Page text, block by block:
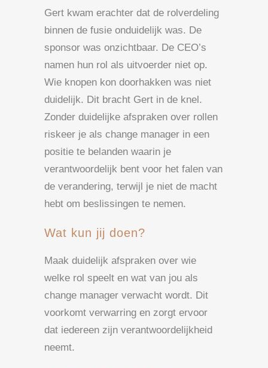
Gert kwam erachter dat de rolverdeling
binnen de fusie onduidelijk was. De
sponsor was onzichtbaar. De CEO’s
namen hun rol als uitvoerder niet op.
Wie knopen kon doorhakken was niet
duidelijk. Dit bracht Gert in de knel.
Zonder duidelijke afspraken over rollen
riskeer je als change manager in een
positie te belanden waarin je
verantwoordelijk bent voor het falen van
de verandering, terwijl je niet de macht
hebt om beslissingen te nemen.
Wat kun jij doen?
Maak duidelijk afspraken over wie
welke rol speelt en wat van jou als
change manager verwacht wordt. Dit
voorkomt verwarring en zorgt ervoor
dat iedereen zijn verantwoordelijkheid
neemt.